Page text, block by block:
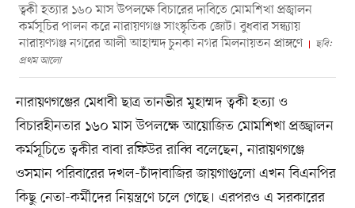
ত্বকী হত্যার ১৬০ মাস উপলক্ষে বিচারের দাবিতে মোমশিখা প্রজ্বালন
কর্মসূচির পালন করে নারায়ণগঞ্জ সাংস্কৃতিক জোট। বুধবার সন্ধ্যায়
নারায়ণগঞ্জ নগরের আলী আহাম্মদ চুনকা নগর মিলনায়তন প্রাঙ্গণে
ছবি:
প্রথম আলো
নারায়ণগঞ্জের মেধাবী ছাত্র তানভীর মুহাম্মদ ত্বকী হত্যা ও
বিচারহীনতার ১৬০ মাস উপলক্ষে আয়োজিত মোমশিখা প্রজ্জ্বালন
কর্মসূচিতে ত্বকীর বাবা রফিউর রাব্বি বলেছেন, নারায়ণগঞ্জে
ওসমান পরিবারের দখল-চাঁদাবাজির জায়গাগুলো এখন বিএনপির
কিছু নেতা-কর্মীদের নিয়ন্ত্রণে চলে গেছে। এরপরও এ সরকারের